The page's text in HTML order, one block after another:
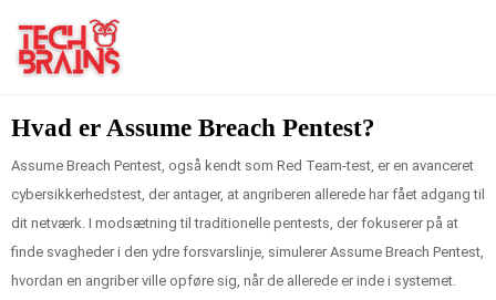
Hvad er Assume Breach Pentest?
Assume Breach Pentest, også kendt som Red Team-test, er en avanceret
cybersikkerhedstest, der antager, at angriberen allerede har fået adgang til
dit netværk. I modsætning til traditionelle pentests, der fokuserer på at
finde svagheder i den ydre forsvarslinje, simulerer Assume Breach Pentest,
hvordan en angriber ville opføre sig, når de allerede er inde i systemet.